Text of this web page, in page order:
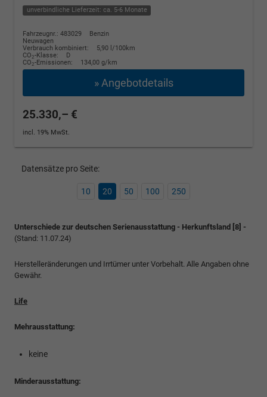
unverbindliche Lieferzeit: ca. 5-6 Monate
Fahrzeugnr.: 483029
Benzin
Neuwagen
Verbrauch kombiniert:
5,90 l/100km
CO2-Klasse:
D
CO2-Emissionen: 134,00 g/km
» Angebotdetails
25.330,– €
incl. 19% MwSt.
Datensätze pro Seite:
10 20 50 100 250
Unterschiede zur deutschen Serienausstattung - Herkunftsland [8] -
(Stand: 11.07.24)
Herstelleränderungen und Irrtümer unter Vorbehalt. Alle Angaben ohne
Gewähr.
Life
Mehrausstattung:
keine
Minderausstattung: